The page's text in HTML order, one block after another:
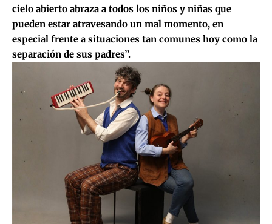
cielo abierto abraza a todos los niños y niñas que
pueden estar atravesando un mal momento, en
especial frente a situaciones tan comunes hoy como la
separación de sus padres”.